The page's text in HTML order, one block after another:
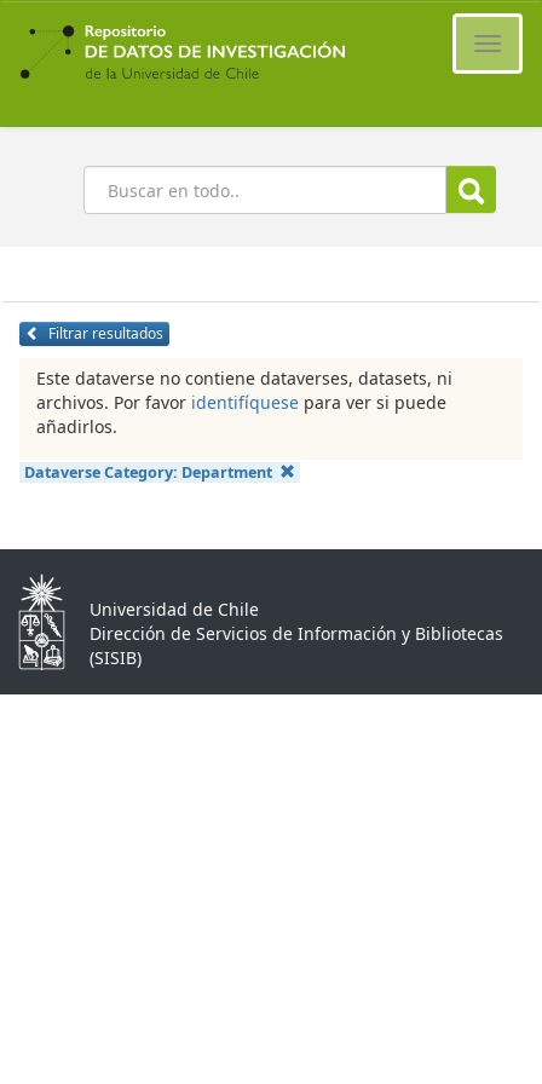
Ir
contenido
principal
Buscar
Filtrar resultados
Este dataverse no contiene dataverses, datasets, ni
archivos. Por favor identifíquese para ver si puede
añadirlos.
Dataverse Category: Department
Universidad de Chile
Dirección de Servicios de Información y Bibliotecas
(SISIB)